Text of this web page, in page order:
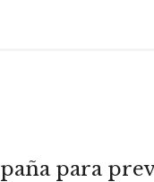
para